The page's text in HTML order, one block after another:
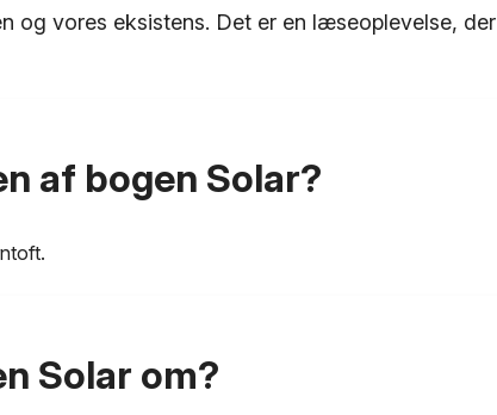
og vores eksistens. Det er en læseoplevelse, der
af bogen Solar?
Solar om?